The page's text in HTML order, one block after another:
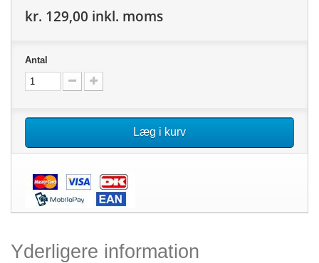
kr. 129,00 inkl. moms
Antal
Læg i kurv
Yderligere information